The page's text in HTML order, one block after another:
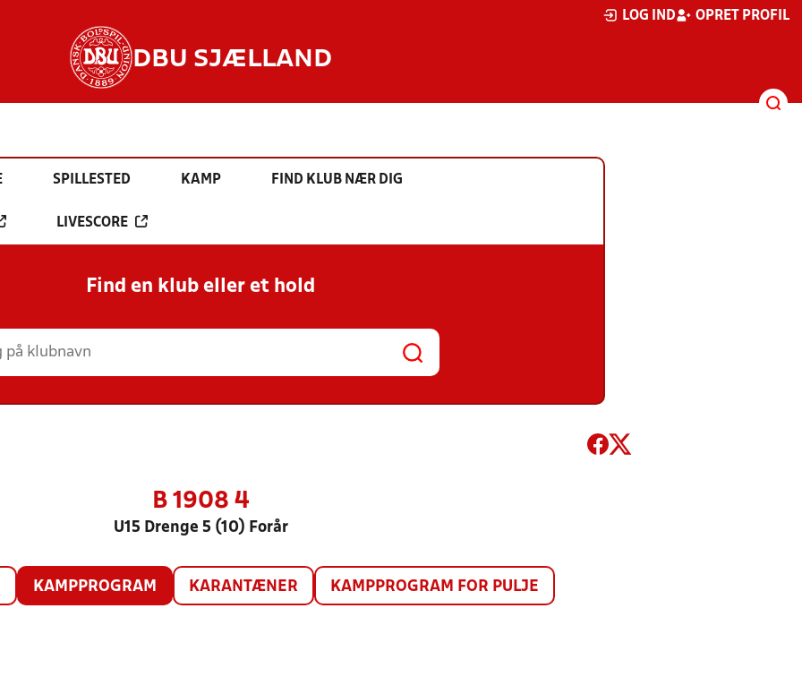
LOG IND OPRET PROFIL
DBU SJÆLLAND
SPILLESTED KAMP FIND KLUB NÆR DIG
LIVESCORE
Find en klub eller et hold
B 1908 4
U15 Drenge 5 (10) Forår
KAMPPROGRAM KARANTÆNER KAMPPROGRAM FOR PULJE